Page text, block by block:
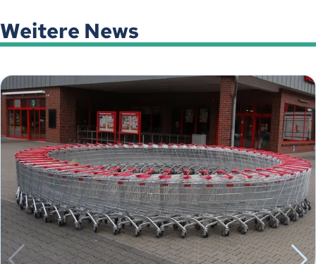
Weitere News